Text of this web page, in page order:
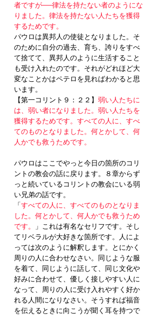
者ですが──律法を持たない者のようにな
りました。律法を持たない人たちを獲得
するためです。
パウロは異邦人の使徒となりました。そ
のために自分の過去、育ち、誇りをすべ
て捨てて、異邦人のように生活すること
も受け入れたのです。それがどれほど大
変なことかはペテロを見ればわかると思
います。
【第一コリント９：２２】 弱い人たちに
は、弱い者になりました。弱い人たちを
獲得するためです。すべての人に、すべ
てのものとなりました。何とかして、何
人かでも救うためです。
パウロはここでやっと今日の箇所のコリ
ントの教会の話に戻ります。８章からず
っと続いているコリントの教会にいる弱
い兄弟の話です。
「すべての人に、すべてのものとなりま
した。何とかして、何人かでも救うため
です。
」これは有名なセリフです。そし
てリベラルが大好きな箇所です。人によ
っては次のように解釈します。とにかく
周りの人に合わせなさい。同じような服
を着て、同じように話して、同じ文化や
好みに合わせて、優しく接しやすい人に
なって、周りの人に受け入れやすく好か
れる人間になりなさい。そうすれば福音
を伝えるときに向こうが聞く耳を持つで